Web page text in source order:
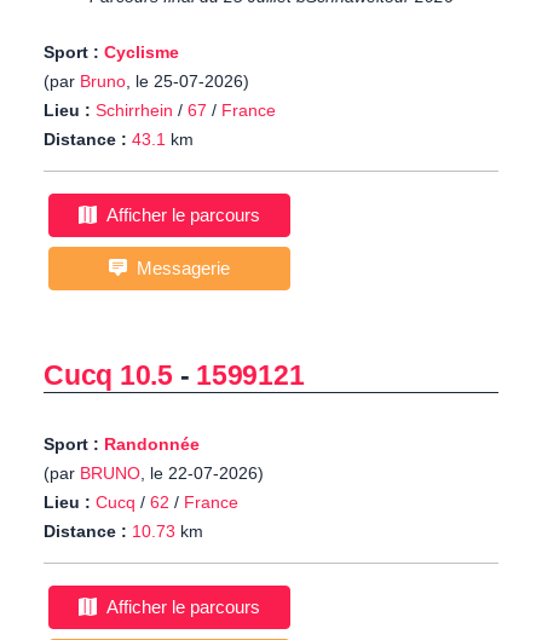
Sport : Cyclisme
(par Bruno, le 25-07-2026)
Lieu : Schirrhein / 67 / France
Distance : 43.1 km
Afficher le parcours
Messagerie
Cucq 10.5- 1599121
Sport : Randonnée
(par BRUNO, le 22-07-2026)
Lieu : Cucq / 62 / France
Distance : 10.73 km
Afficher le parcours